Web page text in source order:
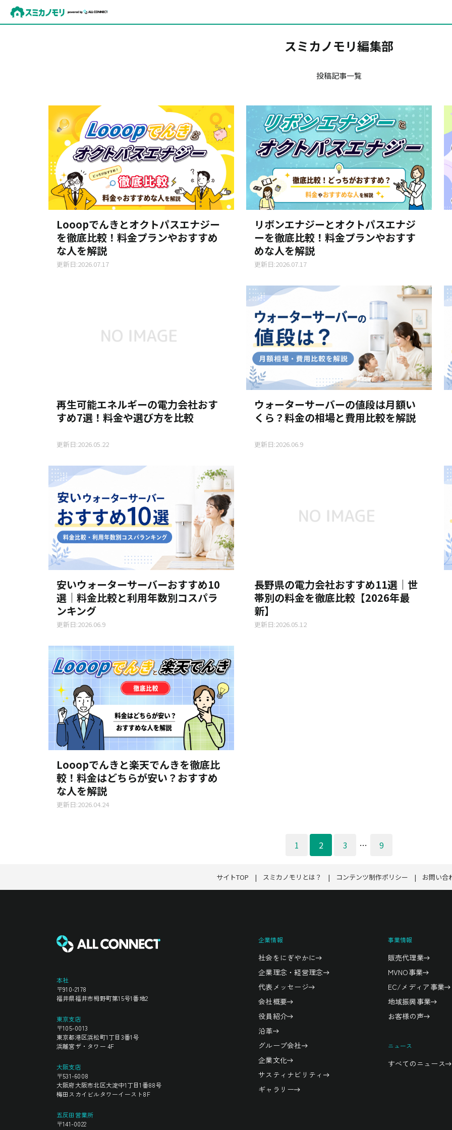
スミカノモリ編集部
投稿記事一覧
Looopでんきとオクトパスエナジー
を徹底比較！料金プランやおすすめ
な人を解説
更新日:2026.07.17
リボンエナジーとオクトパスエナジ
ーを徹底比較！料金プランやおすす
めな人を解説
更新日:2026.07.17
再生可能エネルギーの電力会社おす
すめ7選！料金や選び方を比較
更新日:2026.05.22
ウォーターサーバーの値段は月額い
くら？料金の相場と費用比較を解説
更新日:2026.06.9
安いウォーターサーバーおすすめ10
選｜料金比較と利用年数別コスパラ
ンキング
更新日:2026.06.9
長野県の電力会社おすすめ11選｜世
帯別の料金を徹底比較【2026年最
新】
更新日:2026.05.12
Looopでんきと楽天でんきを徹底比
較！料金はどちらが安い？おすすめ
な人を解説
更新日:2026.04.24
1 2 3 … 9
サイトTOP スミカノモリとは？ コンテンツ制作ポリシー お問い合
本社
〒910-2178
福井県福井市栂野町第15号1番地2
東京支店
〒105-0013
東京都港区浜松町1丁目3番1号
浜離宮ザ・タワー 4F
大阪支店
〒531-6008
大阪府大阪市北区大淀中1丁目1番88号
梅田スカイビルタワーイースト8F
五反田営業所
〒141-0022
企業情報
社会をにぎやかに
企業理念・経営理念
代表メッセージ
会社概要
役員紹介
沿革
グループ会社
企業文化
サスティナビリティ
ギャラリー
事業情報
販売代理業
MVNO事業
EC/メディア事業
地域振興事業
お客様の声
ニュース
すべてのニュース